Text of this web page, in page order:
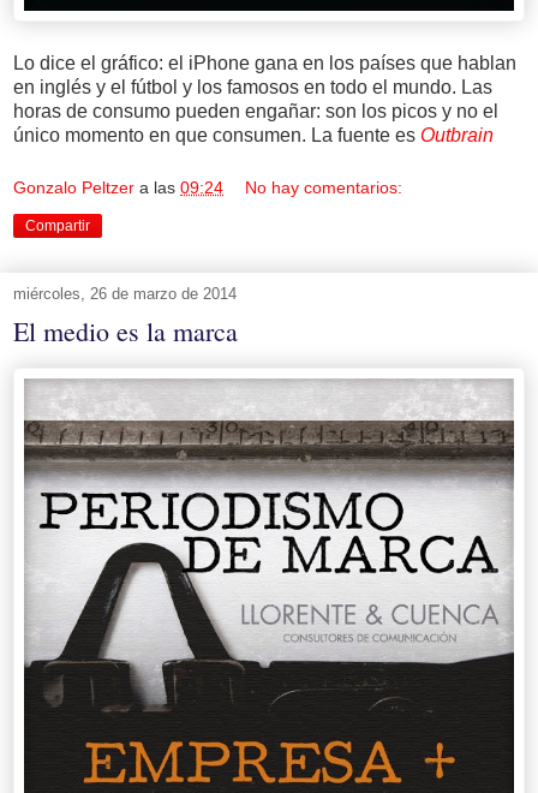
Lo dice el gráfico: el iPhone gana en los países que hablan
en inglés y el fútbol y los famosos en todo el mundo. Las
horas de consumo pueden engañar: son los picos y no el
único momento en que consumen. La fuente es Outbrain
Gonzalo Peltzer a las 09:24 No hay comentarios:
Compartir
miércoles, 26 de marzo de 2014
El medio es la marca